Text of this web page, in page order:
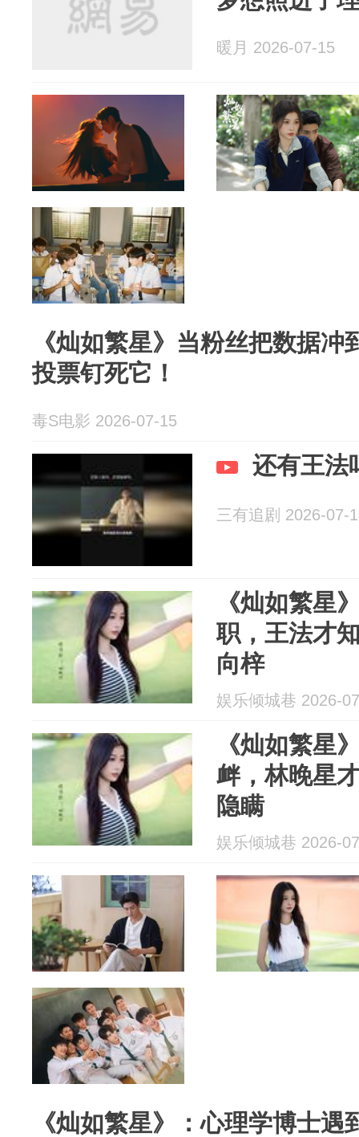
暖月 2026-07-15
《灿如繁星》当粉丝把数据
投票钉死它！
毒S电影 2026-07-15
还有王法
三有追剧 2026-07-
《灿如繁星
职，王法才
向梓
娱乐倾城巷 2026-
《灿如繁星
衅，林晚星
隐瞒
娱乐倾城巷 2026-
《灿如繁星》：心理学博士